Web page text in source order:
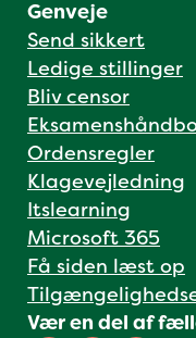
Genveje
Send sikkert
Ledige stillinger
Bliv censor
Ordensregler
Klagevejledning
Itslearning
Microsoft 365
Få siden læst op
Vær en del af